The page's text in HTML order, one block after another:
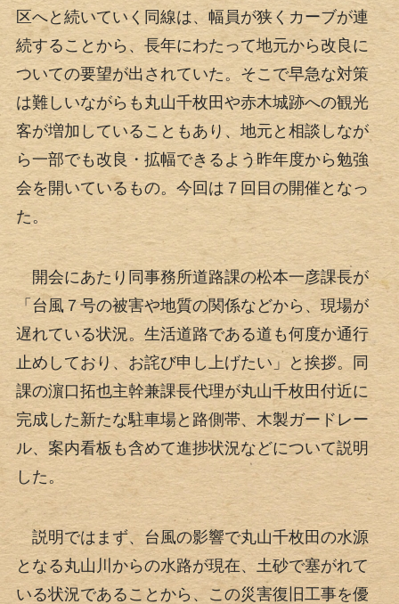
区へと続いていく同線は、幅員が狭くカーブが連
続することから、長年にわたって地元から改良に
ついての要望が出されていた。そこで早急な対策
は難しいながらも丸山千枚田や赤木城跡への観光
客が増加していることもあり、地元と相談しなが
ら一部でも改良・拡幅できるよう昨年度から勉強
会を開いているもの。今回は７回目の開催となっ
た。
開会にあたり同事務所道路課の松本一彦課長が
「台風７号の被害や地質の関係などから、現場が
遅れている状況。生活道路である道も何度か通行
止めしており、お詫び申し上げたい」と挨拶。同
課の濵口拓也主幹兼課長代理が丸山千枚田付近に
完成した新たな駐車場と路側帯、木製ガードレー
ル、案内看板も含めて進捗状況などについて説明
した。
説明ではまず、台風の影響で丸山千枚田の水源
となる丸山川からの水路が現在、土砂で塞がれて
いる状況であることから、この災害復旧工事を優